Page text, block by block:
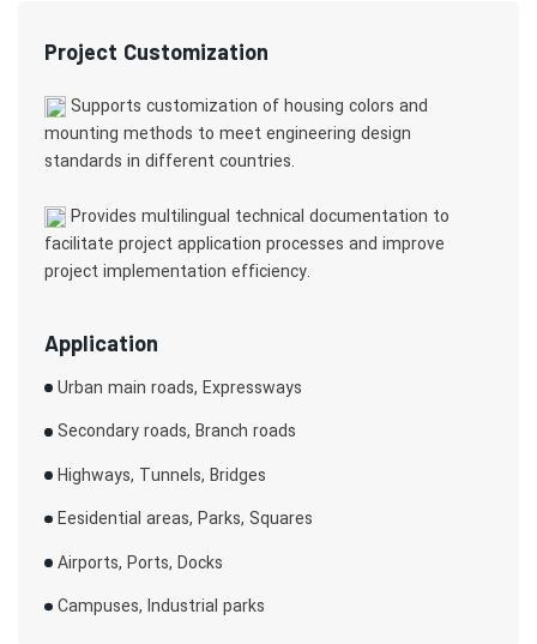
Project Customization
Supports customization of housing colors and
mounting methods to meet engineering design
standards in different countries.
Provides multilingual technical documentation to
facilitate project application processes and improve
project implementation efficiency.
Application
Urban main roads, Expressways
Secondary roads, Branch roads
Highways, Tunnels, Bridges
Eesidential areas, Parks, Squares
Airports, Ports, Docks
Campuses, Industrial parks